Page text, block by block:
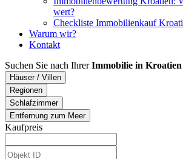
wert?
Checkliste Immobilienkauf
Warum wir?
Kontakt
Suchen Sie nach IhrerImmobilie in Kroatien
Häuser / Villen
Regionen
Schlafzimmer
Entfernung zum Meer
Kaufpreis